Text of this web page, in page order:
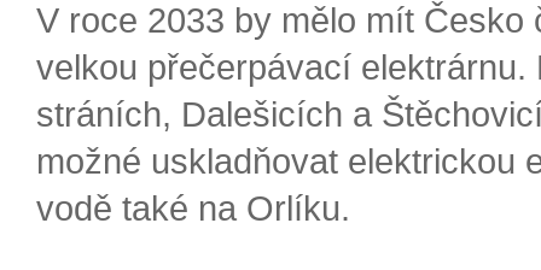
V roce 2033 by mělo mít Česko
velkou přečerpávací elektrárnu.
stráních, Dalešicích a
možné uskladňovat elektrickou
vodě také na Orlíku.